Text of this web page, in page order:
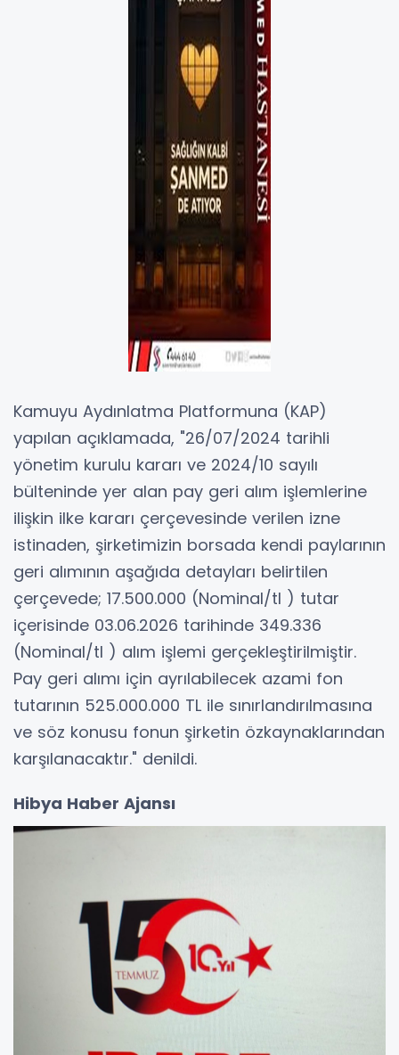
Kamuyu Aydınlatma Platformuna (KAP)
yapılan açıklamada, "26/07/2024 tarihli
yönetim kurulu kararı ve 2024/10 sayılı
bülteninde yer alan pay geri alım işlemlerine
ilişkin ilke kararı çerçevesinde verilen izne
istinaden, şirketimizin borsada kendi paylarının
geri alımının aşağıda detayları belirtilen
çerçevede; 17.500.000 (Nominal/tl ) tutar
içerisinde 03.06.2026 tarihinde 349.336
(Nominal/tl ) alım işlemi gerçekleştirilmiştir.
Pay geri alımı için ayrılabilecek azami fon
tutarının 525.000.000 TL ile sınırlandırılmasına
ve söz konusu fonun şirketin özkaynaklarından
karşılanacaktır." denildi.
Hibya Haber Ajansı